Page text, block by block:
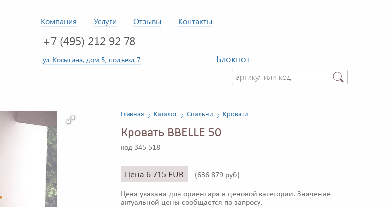
Компания Услуги Отзывы Контакты
+7 (495) 212 92 78
ул. Косыгина, дом 5, подъезд 7
Блокнот
Главная Каталог Спальни Кровати
Кровать BBELLE 50
код 345 518
Цена 6 715 EUR (636 879 руб)
Цена указана для ориентира в ценовой категории. Значение
актуальной цены сообщается по запросу.